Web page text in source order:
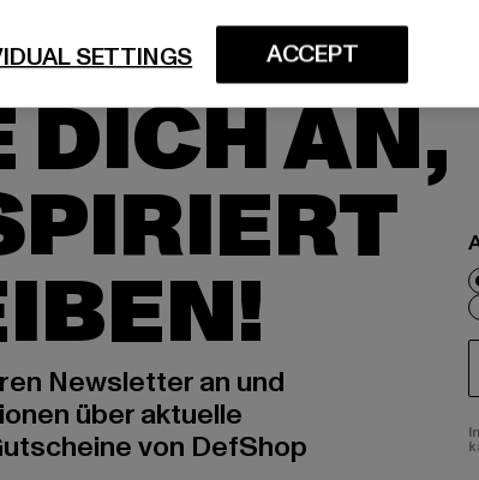
DICH AN,
Newsletter an und
über aktuelle
von DefShop
ACCEPT
SETTINGS